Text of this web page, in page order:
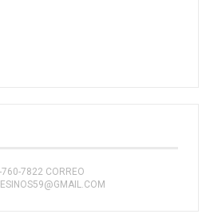
760-7822 CORREO